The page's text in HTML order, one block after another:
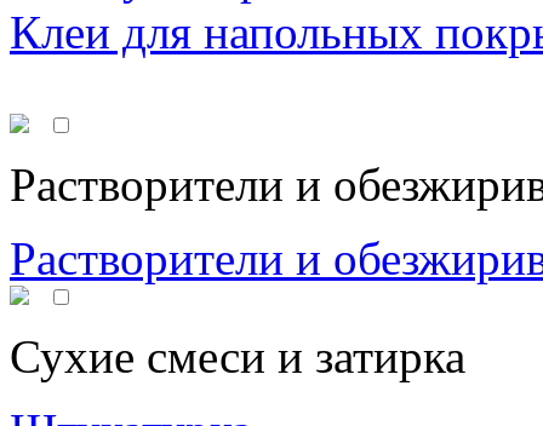
Клеи для напольных
Растворители и
Растворители и
Сухие смеси и затирка